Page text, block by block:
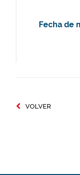
Fecha de
VOLVER